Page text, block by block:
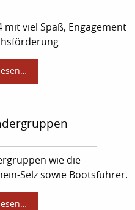
viel Spaß, Engagement
wie die
Selz sowie Bootsführer.